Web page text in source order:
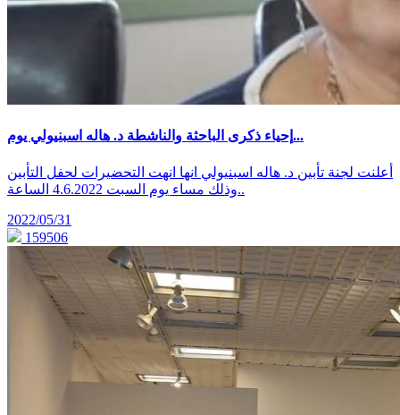
إحياء ذكرى الباحثة والناشطة د. هاله اسبنيولي يوم...
أعلنت لجنة تأبين د. هاله اسبنيولي انها انهت التحضيرات لحفل التأبين
وذلك مساء يوم السبت 4.6.2022 الساعة..
2022/05/31
159506